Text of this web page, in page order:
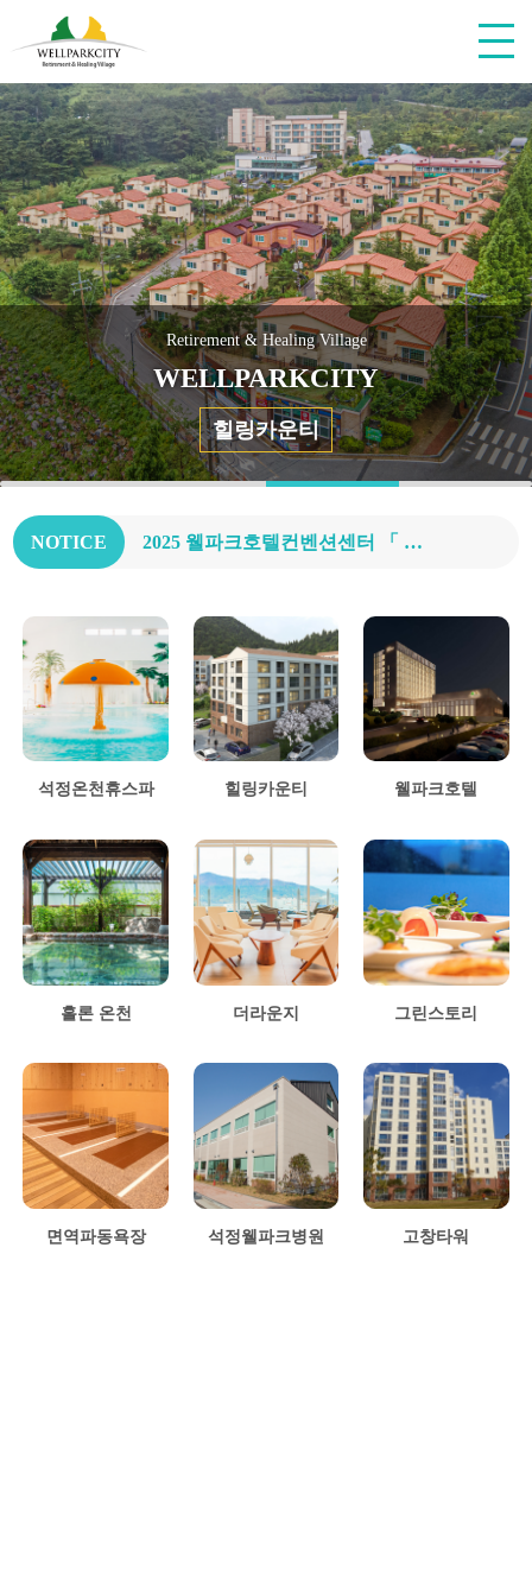
Retirement & Healing Village
WELLPARKCITY
힐링카운티
NOTICE 2025 웰파크호텔컨벤션센터 「 제6회 장수학 콘서트 」 개최
석정온천휴스파 힐링카운티 웰파크호텔
홀론 온천 더라운지 그린스토리
면역파동욕장 석정웰파크병원 고창타워